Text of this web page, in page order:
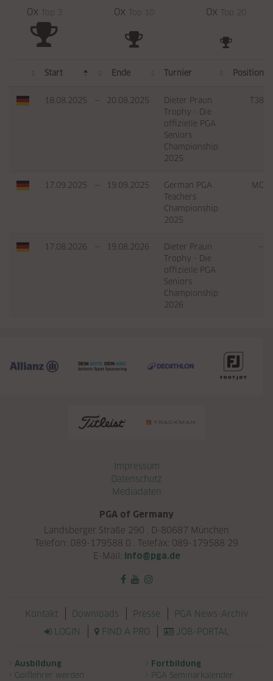
0x Top 3 0x Top 10 0x Top 20
Start Ende Turnier Position
18.08.2025 — 20.08.2025
Dieter Praun
Trophy - Die
offizielle PGA
Seniors
Championship
2025
T38
17.09.2025 — 19.09.2025
German PGA
Teachers
Championship
2025
MC
17.08.2026 — 19.08.2026
Dieter Praun
Trophy - Die
offizielle PGA
Seniors
Championship
2026
—
Impressum
Datenschutz
Mediadaten
PGA of Germany
Landsberger Straße 290 . D-80687 München
Telefon: 089-179588 0 . Telefax: 089-179588 29
E-Mail: info@pga.de
Navigation überspringen
Kontakt Downloads Presse
PGA News-Archiv
LOGIN
FIND A PRO JOB-PORTAL
Navigation überspringen
Ausbildung
Golflehrer werden
Fortbildung
PGA Seminarkalender